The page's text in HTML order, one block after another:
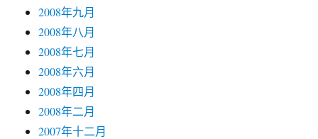
2008年九月
2008年八月
2008年七月
2008年六月
2008年四月
2008年二月
2007年十二月